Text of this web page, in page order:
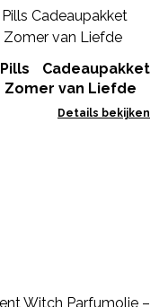
Cadeaupakket
Zomer van Liefde
Details bekijken